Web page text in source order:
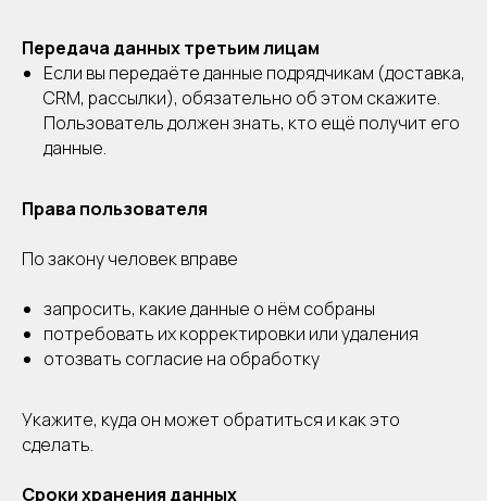
Передача данных третьим лицам
Если вы передаёте данные подрядчикам (доставка,
CRM, рассылки), обязательно об этом скажите.
Пользователь должен знать, кто ещё получит его
данные.
Права пользователя
По закону человек вправе
запросить, какие данные о нём собраны
потребовать их корректировки или удаления
отозвать согласие на обработку
Укажите, куда он может обратиться и как это
сделать.
Сроки хранения данных